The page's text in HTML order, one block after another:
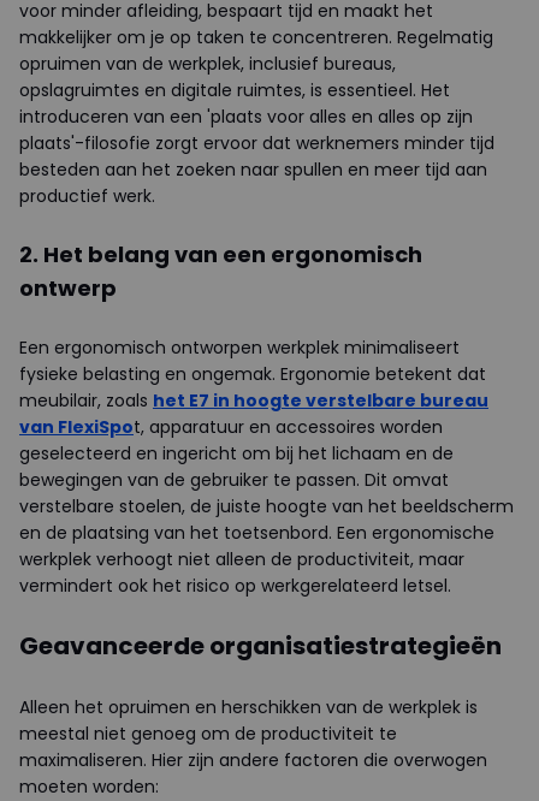
voor minder afleiding, bespaart tijd en maakt het
makkelijker om je op taken te concentreren. Regelmatig
opruimen van de werkplek, inclusief bureaus,
opslagruimtes en digitale ruimtes, is essentieel. Het
introduceren van een 'plaats voor alles en alles op zijn
plaats'-filosofie zorgt ervoor dat werknemers minder tijd
besteden aan het zoeken naar spullen en meer tijd aan
productief werk.
2. Het belang van een ergonomisch
ontwerp
Een ergonomisch ontworpen werkplek minimaliseert
fysieke belasting en ongemak. Ergonomie betekent dat
meubilair, zoals het E7 in hoogte verstelbare bureau
van FlexiSpot, apparatuur en accessoires worden
geselecteerd en ingericht om bij het lichaam en de
bewegingen van de gebruiker te passen. Dit omvat
verstelbare stoelen, de juiste hoogte van het beeldscherm
en de plaatsing van het toetsenbord. Een ergonomische
werkplek verhoogt niet alleen de productiviteit, maar
vermindert ook het risico op werkgerelateerd letsel.
Geavanceerde organisatiestrategieën
Alleen het opruimen en herschikken van de werkplek is
meestal niet genoeg om de productiviteit te
maximaliseren. Hier zijn andere factoren die overwogen
moeten worden: